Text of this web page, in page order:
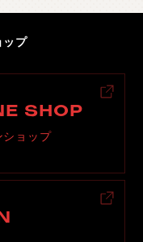
ップ
SHOP
ショップ